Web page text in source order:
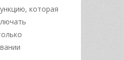
которая